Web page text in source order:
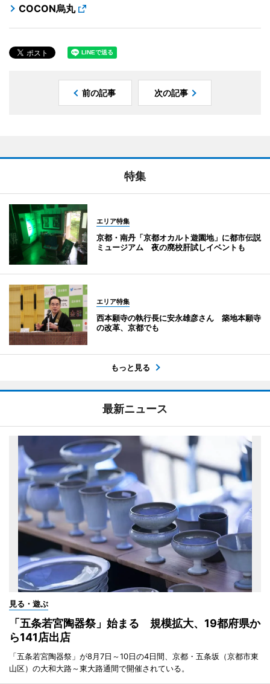
COCON烏丸
前の記事 次の記事
特集
エリア特集
京都・南丹「京都オカルト遊園地」に都市伝説
ミュージアム 夜の廃校肝試しイベントも
エリア特集
西本願寺の執行長に安永雄彦さん 築地本願寺
の改革、京都でも
もっと見る
最新ニュース
見る・遊ぶ
「五条若宮陶器祭」始まる 規模拡大、19都府県か
ら141店出店
「五条若宮陶器祭」が8月7日～10日の4日間、京都・五条坂（京都市東
山区）の大和大路～東大路通間で開催されている。